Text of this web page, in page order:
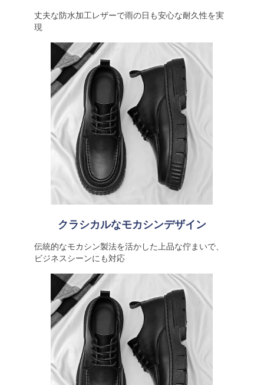
丈夫な防水加工レザーで雨の日も安心な耐久性を実
現
クラシカルなモカシンデザイン
伝統的なモカシン製法を活かした上品な佇まいで、
ビジネスシーンにも対応